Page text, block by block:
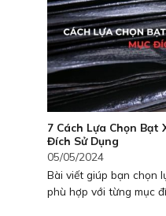
7 Cách Lựa Chọn Bạt
Đích Sử Dụng
05/05/2024
Bài viết giúp bạn chọn
phù hợp với từng mục